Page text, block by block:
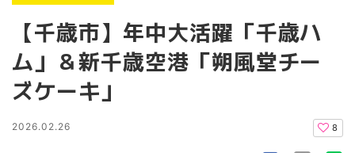
【千歳市】年中大活躍「千歳ハ
ム」＆新千歳空港「朔風堂チー
ズケーキ」
2026.02.26 8